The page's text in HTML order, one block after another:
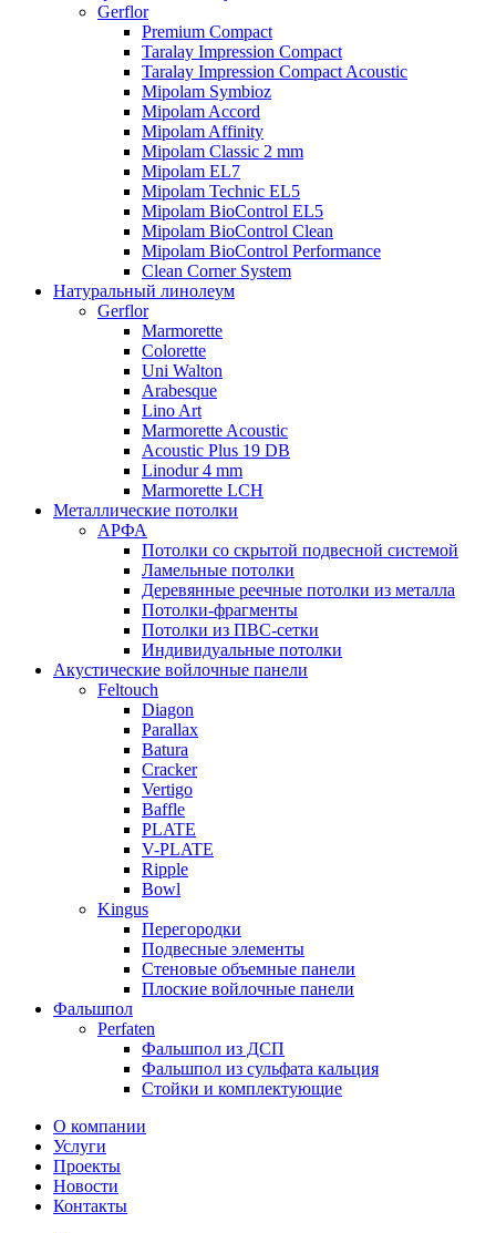
Gerflor
Premium Compact
Taralay Impression Compact
Taralay Impression Compact Acoustic
Mipolam Symbioz
Mipolam Accord
Mipolam Affinity
Mipolam Classic 2 mm
Mipolam EL7
Mipolam Technic EL5
Mipolam BioControl EL5
Mipolam BioControl Clean
Mipolam BioControl Performance
Clean Corner System
Натуральный линолеум
Gerflor
Marmorette
Colorette
Uni Walton
Arabesque
Lino Art
Marmorette Acoustic
Acoustic Plus 19 DB
Linodur 4 mm
Marmorette LCH
Металлические потолки
АРФА
Потолки со скрытой подвесной системой
Ламельные потолки
Деревянные реечные потолки из металла
Потолки-фрагменты
Потолки из ПВС-сетки
Индивидуальные потолки
Акустические войлочные панели
Feltouch
Diagon
Parallax
Batura
Cracker
Vertigo
Baffle
PLATE
V-PLATE
Ripple
Bowl
Kingus
Перегородки
Подвесные элементы
Стеновые объемные панели
Плоские войлочные панели
Фальшпол
Perfaten
Фальшпол из ДСП
Фальшпол из сульфата кальция
Стойки и комплектующие
О компании
Услуги
Проекты
Новости
Контакты